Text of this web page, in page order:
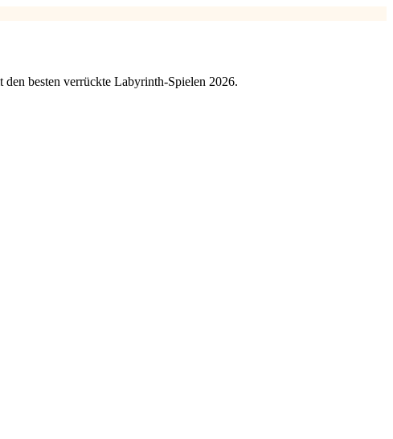
besten verrückte Labyrinth-Spielen 2026.